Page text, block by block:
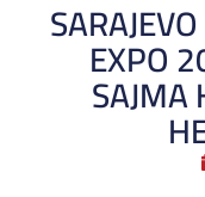
EXPO
SAJMA